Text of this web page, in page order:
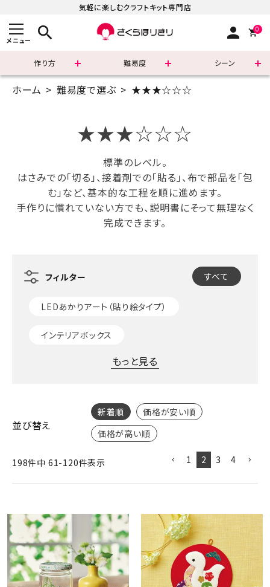
気軽に楽しむクラフトキット専門店
メニュー search person 0
作り方 難易度 シーン
まずはこちら
すべての商品
新着商品
ジャンルで選ぶ
レビューを見る
コーポレートサイト
最新のチラシはこちら
ようこそ ゲスト 様
meeting_room ログイン person 会員登録
ホーム 難易度で選ぶ ★★★☆☆☆
★★★☆☆☆
標準のレベル。
はさみでの「切る」、接着剤での「貼る」、布で部品を「包
む」など、基本的な工程を順に進めます。
手作りに慣れていない方でも、説明書にそって無理なく
完成できます。
すべて
LEDあかりアート（貼り絵タイプ）
インテリアボックス
もっと見る
並び替え
新着順
価格が安い順
価格が高い順
198件中 61-120件表示 1 2 3 4